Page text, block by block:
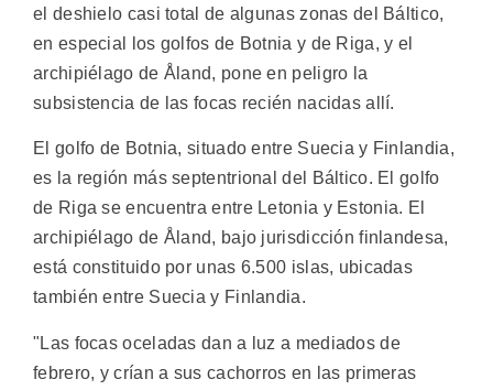
el deshielo casi total de algunas zonas del Báltico,
en especial los golfos de Botnia y de Riga, y el
archipiélago de Åland, pone en peligro la
subsistencia de las focas recién nacidas allí.
El golfo de Botnia, situado entre Suecia y Finlandia,
es la región más septentrional del Báltico. El golfo
de Riga se encuentra entre Letonia y Estonia. El
archipiélago de Åland, bajo jurisdicción finlandesa,
está constituido por unas 6.500 islas, ubicadas
también entre Suecia y Finlandia.
"Las focas oceladas dan a luz a mediados de
febrero, y crían a sus cachorros en las primeras